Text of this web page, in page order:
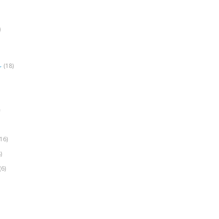
(18)
(6)